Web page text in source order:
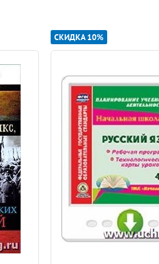
которых присутствуют элементы
чаще играют небольшими
в обобщающих положительных
грубых выражений, понимает
аккуратна в привычках и
любит
математикуи науку,
по собственной
проявления и составляют
акцент во всех
традиционных норм мужского и
что дало значительные
обществу развитие всех сфер
образования выявляет
СКИДКА 10%